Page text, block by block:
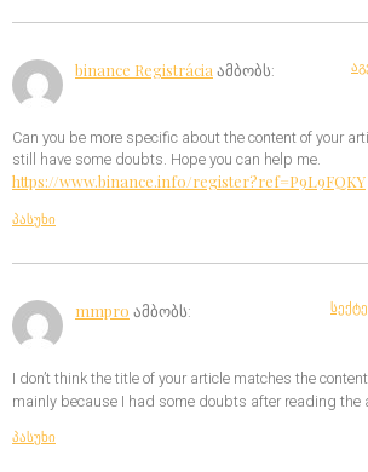
binance Registrácia ამბობს:
Can you be more specific about the content of your
still have some doubts. Hope you can help me.
https://www.binance.info/register?ref=P9L9FQKY
პასუხი
mmpro ამბობს:
I don’t think the title of your article matches the
mainly because I had some doubts after reading the
პასუხი